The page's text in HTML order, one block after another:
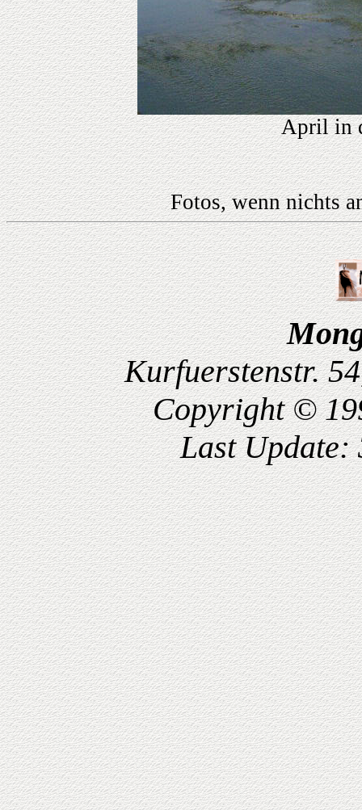
April in
Fotos, wenn nichts
Kurfuerstenstr.
Copyright ©
Last Update: